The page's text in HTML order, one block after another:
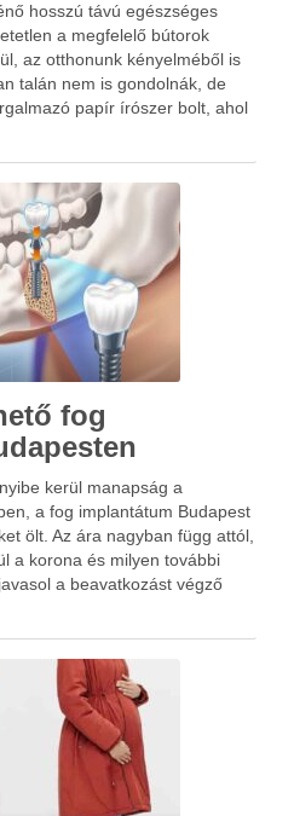
hosszú távú egészséges
a megfelelő bútorok
az otthonunk kényelméből is
talán nem is gondolnák, de
papír írószer bolt, ahol
a kívánt darabokat. Ilyen
fog
kerül manapság a
a fog implantátum Budapest
ölt. Az ára nagyban függ attól,
a korona és milyen további
a beavatkozást végző
hogy a fog implantátum